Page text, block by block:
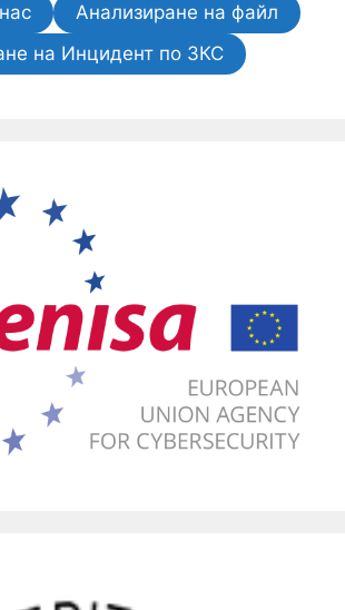
Анализиране на файл
на Инцидент по ЗКС